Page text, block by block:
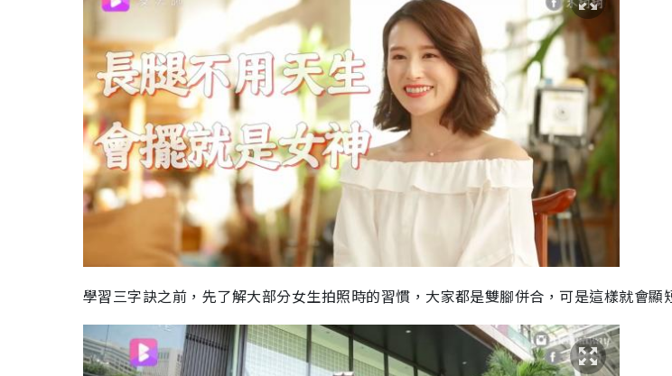
學習三字訣之前，先了解大部分女生拍照時的習慣，大家都是雙腳併合，可是這樣就會顯